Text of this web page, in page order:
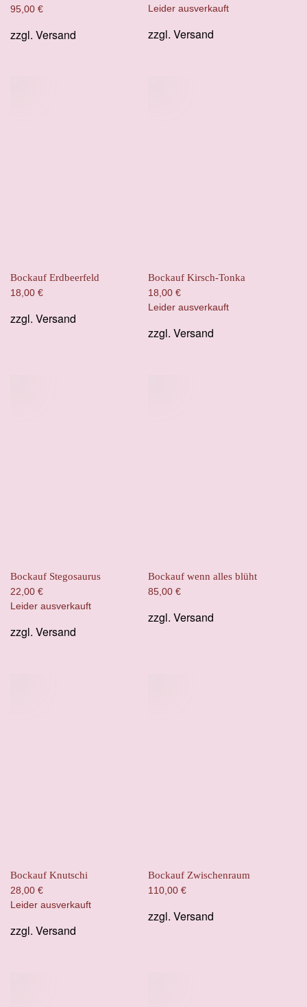
95,00 €
zzgl. Versand
Leider ausverkauft
zzgl. Versand
Bockauf Erdbeerfeld
18,00 €
zzgl. Versand
Bockauf Kirsch-Tonka
18,00 €
Leider ausverkauft
zzgl. Versand
Bockauf Stegosaurus
22,00 €
Leider ausverkauft
zzgl. Versand
Bockauf wenn alles blüht
85,00 €
zzgl. Versand
Bockauf Knutschi
28,00 €
Leider ausverkauft
zzgl. Versand
Bockauf Zwischenraum
110,00 €
zzgl. Versand